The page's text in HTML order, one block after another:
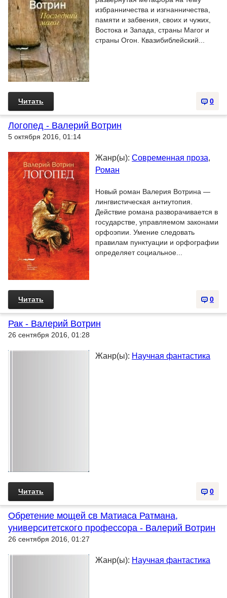
избранничества и изгнанничества,
памяти и забвения, своих и чужих,
Востока и Запада, страны Магог и
страны Огон. Квазибиблейский...
0
Читать
Логопед - Валерий Вотрин
5 октября 2016, 01:14
Жанр(ы): Современная проза,
Роман
Новый роман Валерия Вотрина —
лингвистическая антиутопия.
Действие романа разворачивается в
государстве, управляемом законами
орфоэпии. Умение следовать
правилам пунктуации и орфографии
определяет социальное...
0
Читать
Рак - Валерий Вотрин
26 сентября 2016, 01:28
Жанр(ы): Научная фантастика
0
Читать
Обретение мощей св Матиаса Ратмана,
университетского профессора - Валерий Вотрин
26 сентября 2016, 01:27
Жанр(ы): Научная фантастика